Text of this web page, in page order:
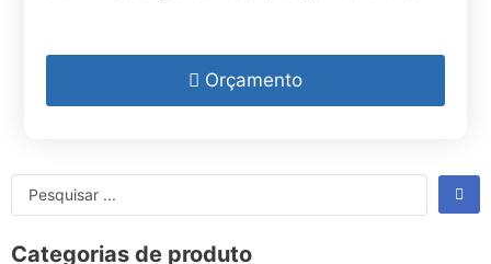
Orçamento
Categorias de produto